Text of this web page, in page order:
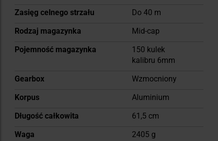
Zasięg celnego strzału
Do 40 m
Rodzaj magazynka
Mid-cap
Pojemność magazynka
150 kulek
kalibru 6mm
Gearbox
Wzmocniony
Korpus
Aluminium
Długość całkowita
61,5 cm
Waga
2405 g